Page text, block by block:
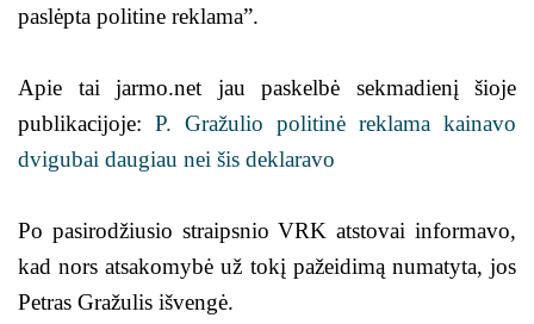
paslėpta politine reklama”.
Apie tai jarmo.net jau paskelbė sekmadienį šioje
publikacijoje: P. Gražulio politinė reklama kainavo
dvigubai daugiau nei šis deklaravo
Po pasirodžiusio straipsnio VRK atstovai informavo,
kad nors atsakomybė už tokį pažeidimą numatyta, jos
Petras Gražulis išvengė.